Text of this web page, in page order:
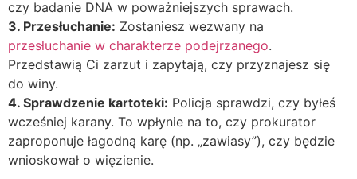
czy badanie DNA w poważniejszych sprawach.
3. Przesłuchanie: Zostaniesz wezwany na
przesłuchanie w charakterze podejrzanego.
Przedstawią Ci zarzut i zapytają, czy przyznajesz się
do winy.
4. Sprawdzenie kartoteki: Policja sprawdzi, czy byłeś
wcześniej karany. To wpłynie na to, czy prokurator
zaproponuje łagodną karę (np. „zawiasy”), czy będzie
wnioskował o więzienie.